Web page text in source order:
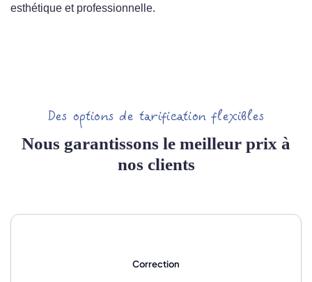
esthétique et professionnelle.
Des options de tarification flexibles
Nous garantissons le meilleur prix à
nos clients
Correction